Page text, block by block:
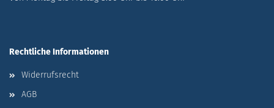
Rechtliche Informationen
Widerrufsrecht
AGB